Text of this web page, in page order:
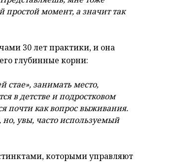
простой момент, а значит так
30 лет практики, и она
глубинные корни:
стае», занимать место,
в детстве и подростковом
почти как вопрос выживания.
увы, часто используемый
которыми управляют